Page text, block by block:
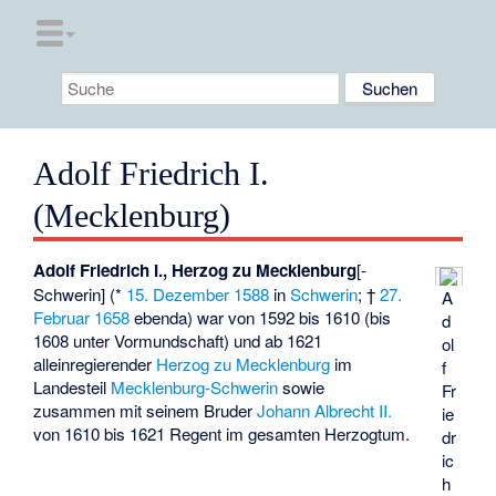
Adolf Friedrich I.
(Mecklenburg)
A
d
ol
f
Fr
ie
dr
ic
h
Adolf Friedrich I., Herzog zu Mecklenburg[-
Schwerin] (* 15. Dezember 1588 inSchwerin; †27.
Februar 1658ebenda) war von 1592 bis 1610 (bis
1608 unter Vormundschaft) und ab 1621
alleinregierender Herzog zu Mecklenburg im
Landesteil Mecklenburg-Schwerinsowie
zusammen mit seinem BruderJohann Albrecht II.
von 1610 bis 1621 Regent im gesamten Herzogtum.